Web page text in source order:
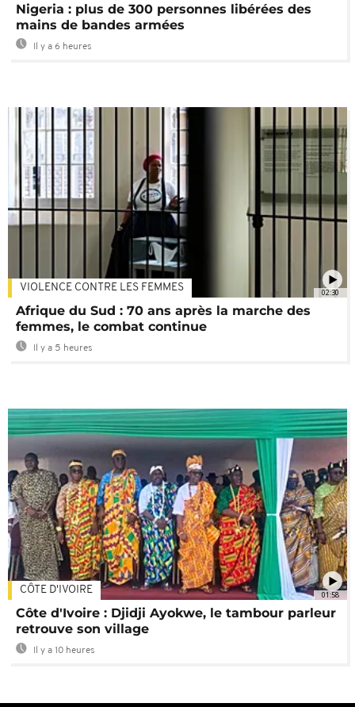
Nigeria : plus de 300 personnes libérées des
mains de bandes armées
Il y a 6 heures
02:30
VIOLENCE CONTRE LES FEMMES
Afrique du Sud : 70 ans après la marche des
femmes, le combat continue
Il y a 5 heures
01:58
CÔTE D'IVOIRE
Côte d'Ivoire : Djidji Ayokwe, le tambour parleur
retrouve son village
Il y a 10 heures